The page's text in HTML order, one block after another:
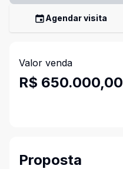
Agendar visita
Valor venda
R$ 650.000,00
Proposta